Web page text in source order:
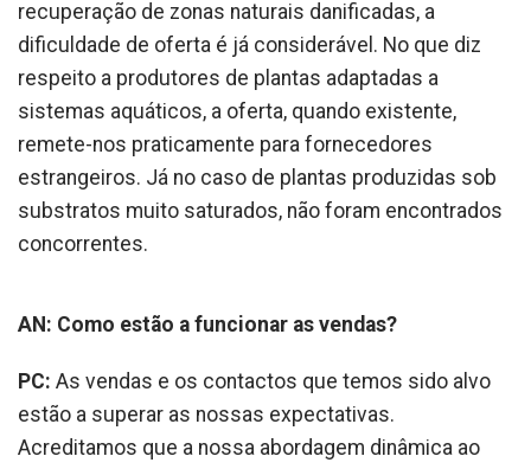
recuperação de zonas naturais danificadas, a
dificuldade de oferta é já considerável. No que diz
respeito a produtores de plantas adaptadas a
sistemas aquáticos, a oferta, quando existente,
remete-nos praticamente para fornecedores
estrangeiros. Já no caso de plantas produzidas sob
substratos muito saturados, não foram encontrados
concorrentes.
AN: Como estão a funcionar as vendas?
PC: As vendas e os contactos que temos sido alvo
estão a superar as nossas expectativas.
Acreditamos que a nossa abordagem dinâmica ao